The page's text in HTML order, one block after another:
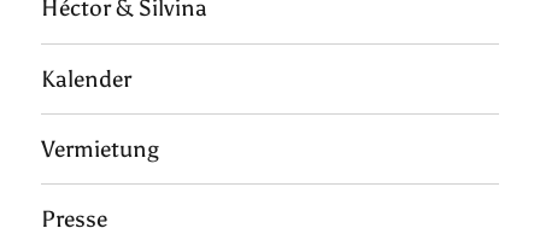
Héctor & Silvina
Kalender
Vermietung
Presse